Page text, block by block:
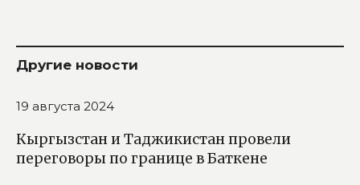
Другие новости
19 августа 2024
Кыргызстан и Таджикистан провели
переговоры по границе в Баткене